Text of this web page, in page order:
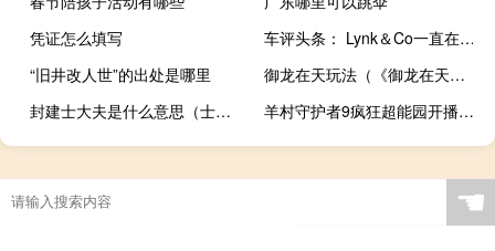
凭证怎么填写
车评头条： Lynk＆Co一直在大声疾呼他们之间的差异以及他们在做事上的差异
“旧井改人世”的出处是哪里
御龙在天玩法（《御龙在天》御龙在天答题心得）
封建士大夫是什么意思（士大夫是什么意思）
羊村守护者9疯狂超能园开播时间 羊村守护者9疯狂超能营
☚